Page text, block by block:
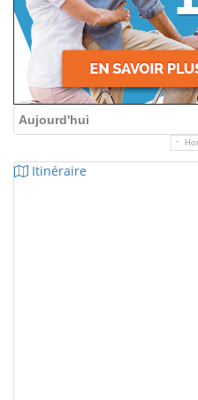
Aujourd'hui
Itinéraire